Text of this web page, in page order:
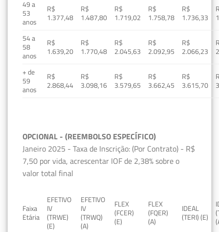
49 a
53
anos
R$
1.377,48
R$
1.487,80
R$
1.719,02
R$
1.758,78
R$
1.736,33
54 a
58
anos
R$
1.639,20
R$
1.770,48
R$
2.045,63
R$
2.092,95
R$
2.066,23
+ de
59
anos
R$
2.868,44
R$
3.098,16
R$
3.579,65
R$
3.662,45
R$
3.615,70
OPCIONAL - (REEMBOLSO ESPECÍFICO)
Janeiro 2025 - Taxa de Inscrição: (Por Contrato) - R$
7,50 por vida, acrescentar IOF de 2,38% sobre o
valor total final
Faixa
Etária
EFETIVO
IV
(TRWE)
(E)
EFETIVO
IV
(TRWQ)
(A)
FLEX
(FCER)
(E)
FLEX
(FQER)
(A)
IDEAL
(TERI) (E)